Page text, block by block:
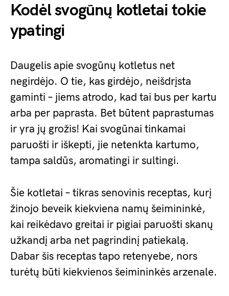
Kodėl svogūnų kotletai tokie
ypatingi
Daugelis apie svogūnų kotletus net
negirdėjo. O tie, kas girdėjo, neišdrįsta
gaminti – jiems atrodo, kad tai bus per kartu
arba per paprasta. Bet būtent paprastumas
ir yra jų grožis! Kai svogūnai tinkamai
paruošti ir iškepti, jie netenkta kartumo,
tampa saldūs, aromatingi ir sultingi.
Šie kotletai – tikras senovinis receptas, kurį
žinojo beveik kiekviena namų šeimininkė,
kai reikėdavo greitai ir pigiai paruošti skanų
užkandį arba net pagrindinį patiekalą.
Dabar šis receptas tapo retenyebe, nors
turėtų būti kiekvienos šeimininkės arzenale.